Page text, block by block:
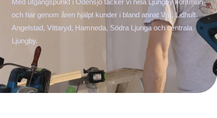
Med utgångspunkt i Odensjö täcker vi hela Ljungby kommun
och har genom åren hjälpt kunder i bland annat Vrå, Lidhult,
Angelstad, Vittaryd, Hamneda, Södra Ljunga och centrala
Ljungby.